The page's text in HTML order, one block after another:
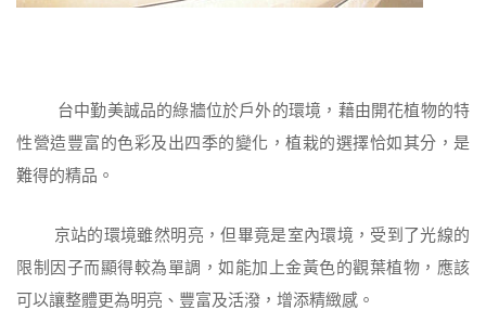
台中勤美誠品的綠牆位於戶外的環境，藉由開花植物的特
性營造豐富的色彩及出四季的變化，植栽的選擇恰如其分，是
難得的精品。
京站的環境雖然明亮，但畢竟是室內環境，受到了光線的
限制因子而顯得較為單調，如能加上金黃色的觀葉植物，應該
可以讓整體更為明亮、豐富及活潑，增添精緻感。